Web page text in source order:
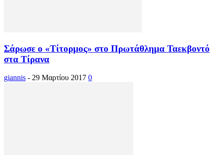
Σάρωσε ο «Τίτορμος» στο Πρωτάθλημα Ταεκβοντό
στα Τίρανα
giannis - 29 Μαρτίου 2017 0